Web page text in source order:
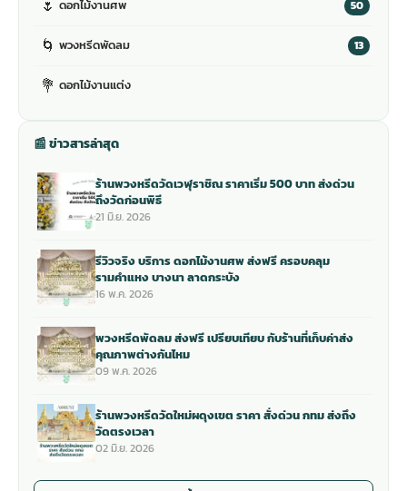
🌷 ดอกไม้งานศพ 50
🌀 พวงหรีดพัดลม 13
💐 ดอกไม้งานแต่ง
📰 ข่าวสารล่าสุด
ร้านพวงหรีดวัดเวฬุราชิณ ราคาเริ่ม 500 บาท ส่งด่วน
ถึงวัดก่อนพิธี
21 มิ.ย. 2026
รีวิวจริง บริการ ดอกไม้งานศพ ส่งฟรี ครอบคลุม
รามคำแหง บางนา ลาดกระบัง
16 พ.ค. 2026
พวงหรีดพัดลม ส่งฟรี เปรียบเทียบ กับร้านที่เก็บค่าส่ง
คุณภาพต่างกันไหม
09 พ.ค. 2026
ร้านพวงหรีดวัดใหม่ผดุงเขต ราคา สั่งด่วน กทม ส่งถึง
วัดตรงเวลา
02 มิ.ย. 2026